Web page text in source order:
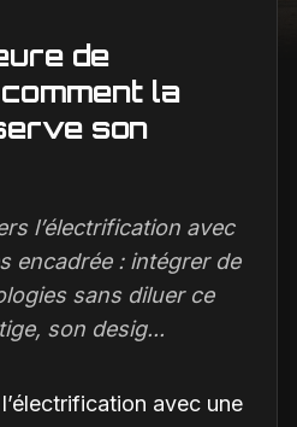
de
la
son
l’électrification avec
encadrée : intégrer de
sans diluer ce
son desig...
avec une